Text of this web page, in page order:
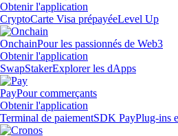
Obtenir l'application
CryptoCarte Visa prépayéeLevel Up
OnchainPour les passionnés de Web3
Obtenir l'application
SwapStakerExplorer les dApps
PayPour commerçants
Obtenir l'application
Terminal de paiementSDK PayPlug-ins